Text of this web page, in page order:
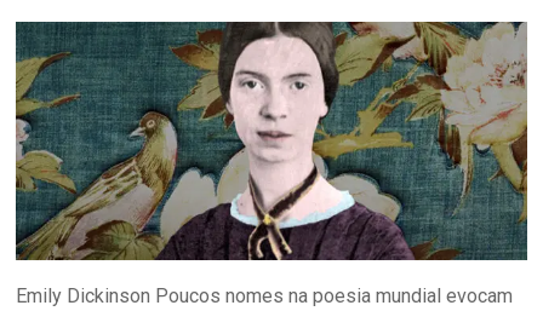
Emily Dickinson Poucos nomes na poesia mundial evocam